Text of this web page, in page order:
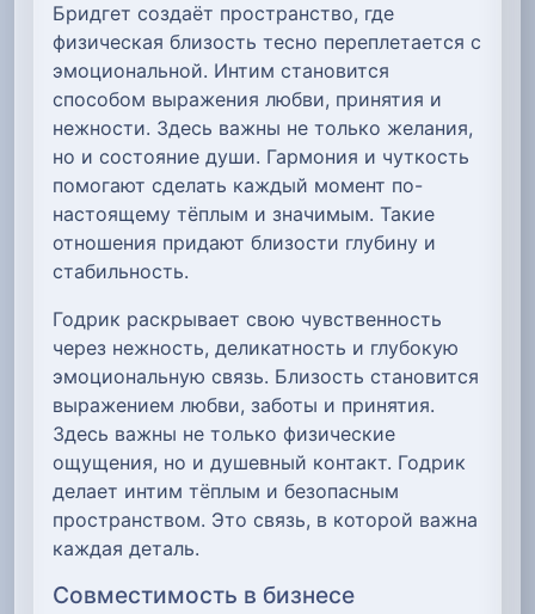
Бридгет создаёт пространство, где
физическая близость тесно переплетается с
эмоциональной. Интим становится
способом выражения любви, принятия и
нежности. Здесь важны не только желания,
но и состояние души. Гармония и чуткость
помогают сделать каждый момент по-
настоящему тёплым и значимым. Такие
отношения придают близости глубину и
стабильность.
Годрик раскрывает свою чувственность
через нежность, деликатность и глубокую
эмоциональную связь. Близость становится
выражением любви, заботы и принятия.
Здесь важны не только физические
ощущения, но и душевный контакт. Годрик
делает интим тёплым и безопасным
пространством. Это связь, в которой важна
каждая деталь.
Совместимость в бизнесе